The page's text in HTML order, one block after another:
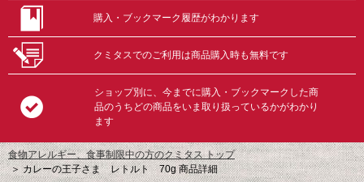
購入・ブックマーク履歴がわかります
クミタスでのご利用は商品購入時も無料です
ショップ別に、今までに購入・ブックマークした商
品のうちどの商品をいま取り扱っているかがわかり
ます
食物アレルギー、食事制限中の方のクミタス トップ
＞カレーの王子さま レトルト 70g 商品詳細